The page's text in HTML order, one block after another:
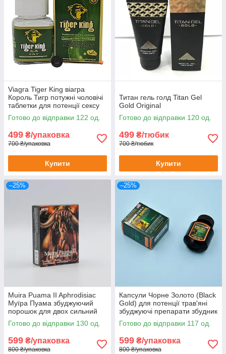
Viagra Tiger King віагра
Король Тигр потужні чоловічі
таблетки для потенції сексу
ерекції лібідо збільшення
потенції 10шт
Готово до відправки 122 од.
499 ₴/упаковка
700 ₴/упаковка
Купити
Титан гель голд Titan Gel
Gold Original
Готово до відправки 120 од.
499 ₴/тюбик
700 ₴/тюбик
Купити
–25%
Muira Puama II Aphrodisiac
Муїра Пуама збуджуючий
порошок для двох сильний
збудник для двох 10 шт
Готово до відправки 130 од.
599 ₴/упаковка
800 ₴/упаковка
–25%
Капсули Чорне Золото (Black
Gold) для потенції трав'яні
збуджуючі препарати збудник
viagra виагра 16 шт
Готово до відправки 117 од.
599 ₴/упаковка
800 ₴/упаковка